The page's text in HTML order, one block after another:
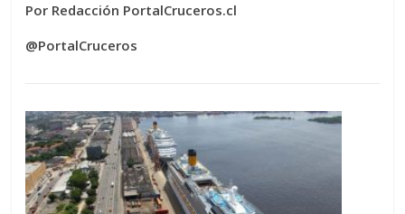
Por Redacción PortalCruceros.cl
@PortalCruceros